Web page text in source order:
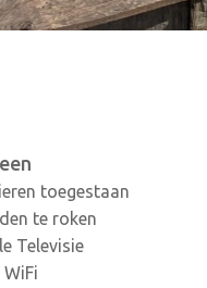
toegestaan
te roken
Televisie